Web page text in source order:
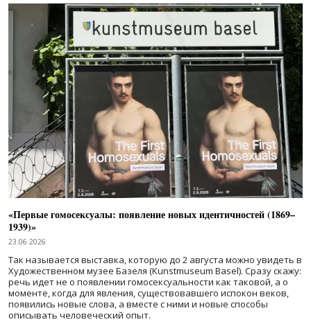
«Первые гомосексуалы: появление новых идентичностей (1869–
1939)»
23.06.2026
Так называется выставка, которую до 2 августа можно увидеть в
Художественном музее Базеля (Kunstmuseum Basel). Сразу скажу:
речь идет не о появлении гомосексуальности как таковой, а о
моменте, когда для явления, существовавшего испокон веков,
появились новые слова, а вместе с ними и новые способы
описывать человеческий опыт.